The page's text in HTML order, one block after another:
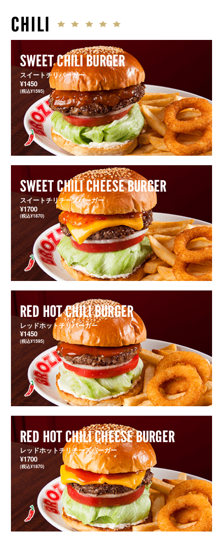
CHILI
SWEET CHILI BURGER
スイートチリバーガー
¥1450
(税込¥1595)
SWEET CHILI CHEESE BURGER
スイートチリチーズバーガー
¥1700
(税込¥1870)
RED HOT CHILI BURGER
レッドホットチリバーガー
¥1450
(税込¥1595)
RED HOT CHILI CHEESE BURGER
レッドホットチリチーズバーガー
¥1700
(税込¥1870)